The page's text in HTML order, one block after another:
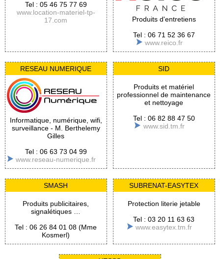
Tel : 05 46 75 77 69
www.location-materiel-tp-
17.com
Produits d'entretiens
Tel : 06 71 52 36 67
www.reico.fr
RESEAU NUMERIQUE
Informatique, numérique, wifi,
surveillance - M. Berthelemy
Gilles
Tel : 06 63 73 04 99
www.reseau-numerique.fr
SID
Produits et matériel
professionnel de maintenance
et nettoyage
Tel : 06 82 88 47 50
www.sid.tm.fr
SMASH
Produits publicitaires,
signalétiques …
Tel : 06 26 84 01 08 (Mme
Kosmerl)
SUBRENAT-EASYTEX
Protection literie jetable
Tel : 03 20 11 63 63
www.easytex.tm.fr